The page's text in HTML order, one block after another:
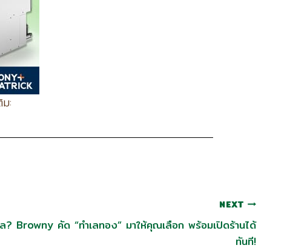
:
NEXT
? Browny คัด “ทำเลทอง” มาให้คุณเลือก พร้อมเปิดร้านได้
ทันที!